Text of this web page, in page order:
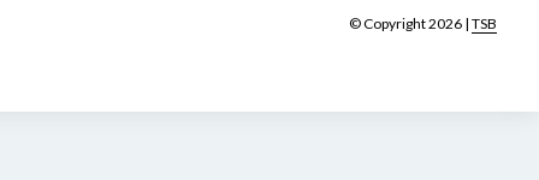
© Copyright 2026 | TSB